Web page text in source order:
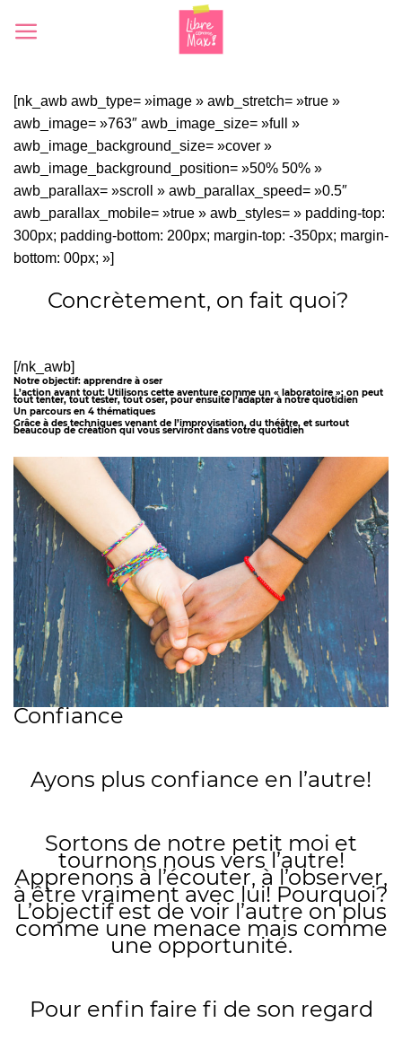
[nk_awb awb_type= »image » awb_stretch= »true »
awb_image= »763″ awb_image_size= »full »
awb_image_background_size= »cover »
awb_image_background_position= »50% 50% »
awb_parallax= »scroll » awb_parallax_speed= »0.5″
awb_parallax_mobile= »true » awb_styles= » padding-top:
300px; padding-bottom: 200px; margin-top: -350px; margin-
bottom: 00px; »]
Concrètement, on fait quoi?
[/nk_awb]
Notre objectif: apprendre à oser
L’action avant tout: Utilisons cette aventure comme un « laboratoire »: on peut
tout tenter, tout tester, tout oser, pour ensuite l’adapter à notre quotidien
Un parcours en 4 thématiques
Grâce à des techniques venant de l’improvisation, du théâtre, et surtout
beaucoup de création qui vous serviront dans votre quotidien
Confiance
Ayons plus confiance en l’autre!
Sortons de notre petit moi et
tournons nous vers l’autre!
Apprenons à l’écouter, à l’observer,
à être vraiment avec lui! Pourquoi?
L’objectif est de voir l’autre on plus
comme une menace mais comme
une opportunité.
Pour enfin faire fi de son regard